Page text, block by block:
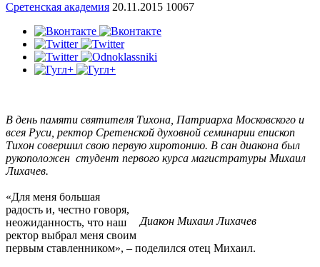
Сретенская академия 20.11.2015 10067
В день памяти святителя Тихона, Патриарха Московского и
всея Руси, ректор Сретенской духовной семинарии епископ
Тихон совершил свою первую хиротонию. В сан диакона был
рукоположен студент первого курса магистратуры Михаил
Лихачев.
Диакон Михаил Лихачев
«Для меня большая
радость и, честно говоря,
неожиданность, что наш
ректор выбрал меня своим
первым ставленником», – поделился отец Михаил.